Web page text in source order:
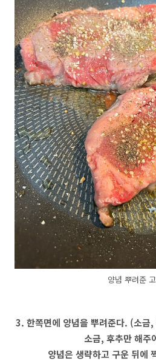
양념 뿌려준
3. 한쪽면에 양념을 뿌려준다. (소금
소금, 후추만 해주
양념은 생략하고 구운 뒤에